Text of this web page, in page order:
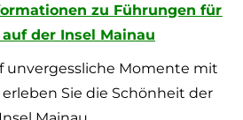
zu Führungen für
der Insel Mainau
unvergessliche Momente mit
Sie die Schönheit der